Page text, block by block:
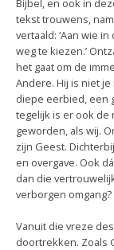
Bijbel, en ook in
tekst trouwens,
vertaald: ‘Aan wie
weg te kiezen.’
het gaat om de
Andere. Hij is niet
diepe eerbied, een
tegelijk is er ook de
geworden, als wij.
zijn Geest.
en overgave. Ook
dan die
verborgen omgang?
Vanuit die vreze
doortrekken. Zoals